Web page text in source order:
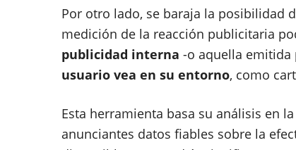
Por otro lado, se baraja la posibilidad
medición de la reacción publicitaria
publicidad interna -o aquella emitida
usuario vea en su entorno, como
Esta herramienta basa su análisis en
anunciantes datos fiables sobre la